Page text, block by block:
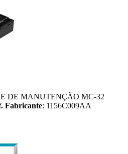
DE MANUTENÇÃO MC-32
Fabricante: 1156C009AA